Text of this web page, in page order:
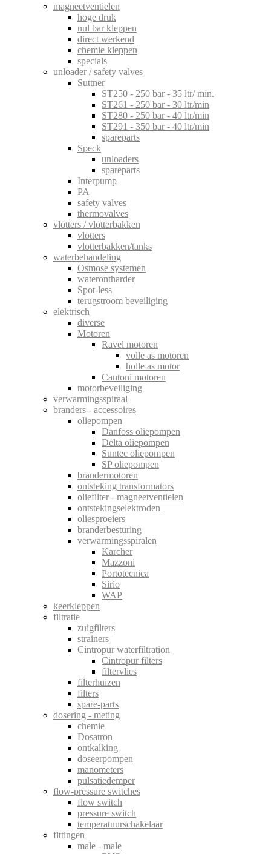
magneetventielen
hoge druk
nul bar kleppen
direct werkend
chemie kleppen
specials
unloader / safety valves
Suttner
ST250 - 250 bar - 35 ltr/ min.
ST261 - 250 bar - 30 ltr/min
ST280 - 250 bar - 40 ltr/min
ST291 - 350 bar - 40 ltr/min
spareparts
Speck
unloaders
spareparts
Interpump
PA
safety valves
thermovalves
vlotters / vlotterbakken
vlotters
vlotterbakken/tanks
waterbehandeling
Osmose systemen
waterontharder
Spot-less
terugstroom beveiliging
elektrisch
diverse
Motoren
Ravel motoren
volle as motoren
holle as motor
Cantoni motoren
motorbeveiliging
verwarmingsspiraal
branders - accessoires
oliepompen
Danfoss oliepompen
Delta oliepompen
Suntec oliepompen
SP oliepompen
brandermotoren
ontsteking transformators
oliefilter - magneetventielen
ontstekingselektroden
oliesproeiers
branderbesturing
verwarmingsspiralen
Karcher
Mazzoni
Portotecnica
Sirio
WAP
keerkleppen
filtratie
zuigfilters
strainers
Cintropur waterfiltration
Cintropur filters
filtervlies
filterhuizen
filters
spare-parts
dosering - meting
chemie
Dosatron
ontkalking
doseerpompen
manometers
pulsatiedemper
flow-pressure switches
flow switch
pressure switch
temperatuurschakelaar
fittingen
male - male